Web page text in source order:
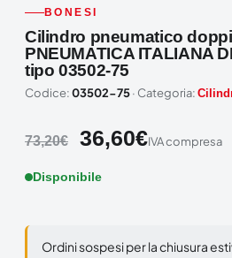
BONESI
Cilindro pneumatico
PNEUMATICA ITALIANA
tipo 03502-75
Codice:03502-75· Categoria:
73,20€ 36,60€IVA compresa
Disponibile
Ordini sospesi per la chiusura